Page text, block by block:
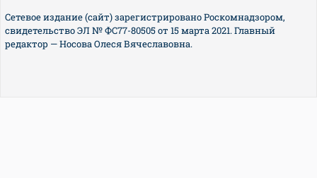
Сетевое издание (сайт) зарегистрировано Роскомнадзором,
свидетельство ЭЛ № ФС77-80505 от 15 марта 2021. Главный
редактор — Носова Олеся Вячеславовна.